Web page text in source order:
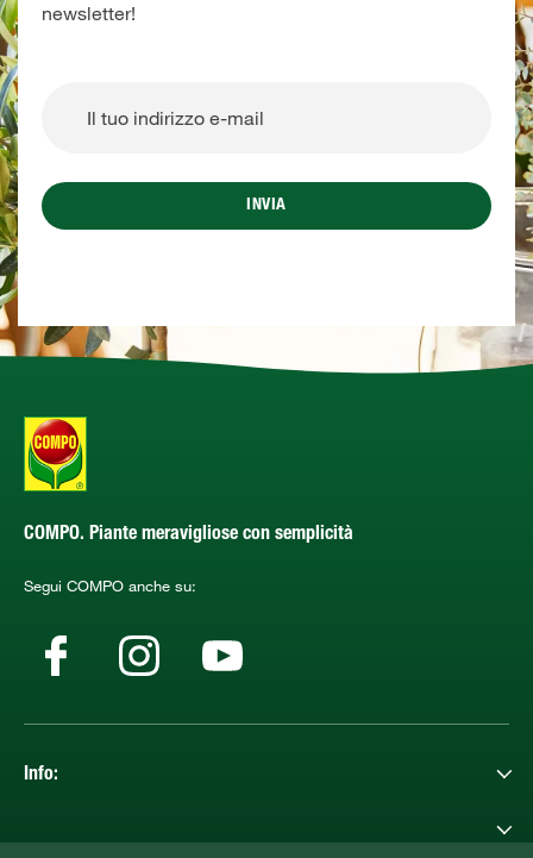
newsletter!
INVIA
COMPO. Piante meravigliose con semplicità
Segui COMPO anche su:
Info: